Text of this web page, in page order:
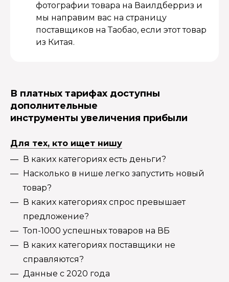
фотографии товара на Ваилдберриз и
мы направим вас на страницу
поставщиков на Таобао, если этот товар
из Китая.
В платных тарифах доступны
дополнительные
инструменты увеличения прибыли
Для тех, кто ищет нишу
В каких категориях есть деньги?
Насколько в нише легко запустить новый
товар?
В каких категориях спрос превышает
предложение?
Топ-1000 успешных товаров на ВБ
В каких категориях поставщики не
справляются?
Данные с 2020 года